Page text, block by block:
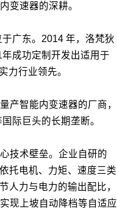
变速器的深耕。
广东。2014 年，洛梵狄
成功定制开发出适用于
力行业领先。
产智能内变速器的厂商，
际巨头的长期垄断。
技术壁垒。企业自研的
托电机、力矩、速度三类
人力与电力的输出配比，
现上坡自动降档等自适应